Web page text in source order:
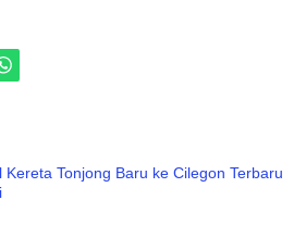
Kereta Tonjong Baru ke Cilegon Terbaru